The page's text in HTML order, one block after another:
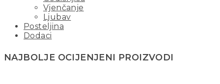
Vjenčanje
Ljubav
Posteljina
Dodaci
NAJBOLJE OCIJENJENI PROIZVODI